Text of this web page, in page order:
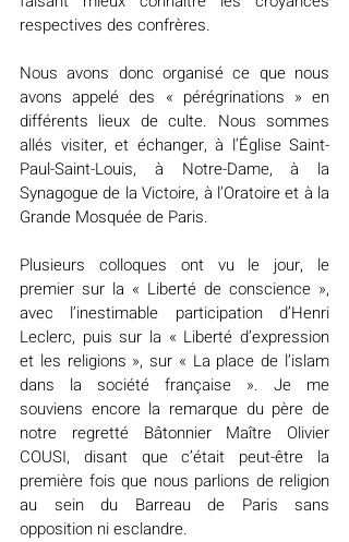
respectives des confrères.
Nous avons donc organisé ce que nous
avons appelé des « pérégrinations » en
différents lieux de culte. Nous sommes
allés visiter, et échanger, à l’Église Saint-
Paul-Saint-Louis, à Notre-Dame, à la
Synagogue de la Victoire, à l’Oratoire et à la
Grande Mosquée de Paris.
Plusieurs colloques ont vu le jour, le
premier sur la « Liberté de conscience »,
avec l’inestimable participation d’Henri
Leclerc, puis sur la « Liberté d’expression
et les religions », sur « La place de l’islam
dans la société française ». Je me
souviens encore la remarque du père de
notre regretté Bâtonnier Maître Olivier
COUSI, disant que c’était peut-être la
première fois que nous parlions de religion
au sein du Barreau de Paris sans
opposition ni esclandre.